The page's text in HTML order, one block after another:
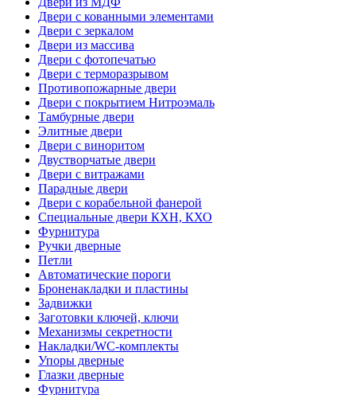
Двери с кованными элементами
Двери с зеркалом
Двери из массива
Двери с фотопечатью
Двери с терморазрывом
Противопожарные двери
Двери с покрытием Нитроэмаль
Тамбурные двери
Элитные двери
Двери с виноритом
Двустворчатые двери
Двери с витражами
Парадные двери
Двери с корабельной фанерой
Специальные двери КХН, КХО
Фурнитура
Ручки дверные
Петли
Автоматические пороги
Броненакладки и пластины
Задвижки
Заготовки ключей, ключи
Механизмы секретности
Накладки/WC-комплекты
Упоры дверные
Глазки дверные
Фурнитура